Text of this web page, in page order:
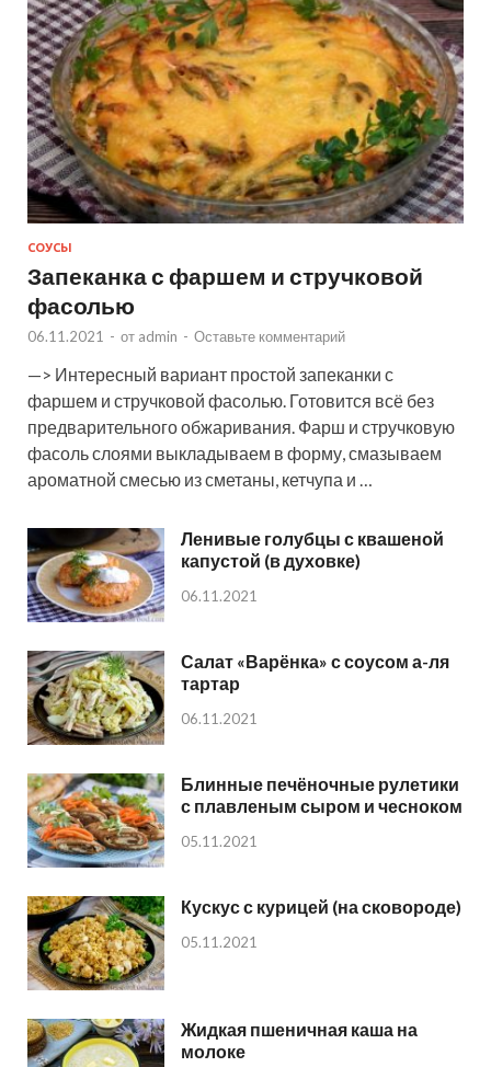
СОУСЫ
Запеканка с фаршем и стручковой
фасолью
06.11.2021 - от admin - Оставьте комментарий
—> Интересный вариант простой запеканки с
фаршем и стручковой фасолью. Готовится всё без
предварительного обжаривания. Фарш и стручковую
фасоль слоями выкладываем в форму, смазываем
ароматной смесью из сметаны, кетчупа и …
Ленивые голубцы с квашеной
капустой (в духовке)
06.11.2021
Салат «Варёнка» с соусом а-ля
тартар
06.11.2021
Блинные печёночные рулетики
с плавленым сыром и чесноком
05.11.2021
Кускус с курицей (на сковороде)
05.11.2021
Жидкая пшеничная каша на
молоке